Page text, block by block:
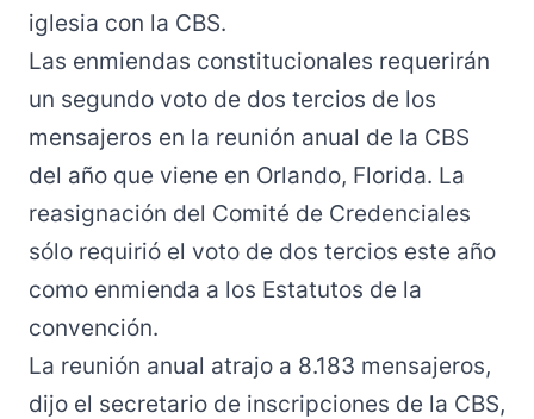
iglesia con la CBS.
Las enmiendas constitucionales requerirán
un segundo voto de dos tercios de los
mensajeros en la reunión anual de la CBS
del año que viene en Orlando, Florida. La
reasignación del Comité de Credenciales
sólo requirió el voto de dos tercios este año
como enmienda a los Estatutos de la
convención.
La reunión anual atrajo a 8.183 mensajeros,
dijo el secretario de inscripciones de la CBS,